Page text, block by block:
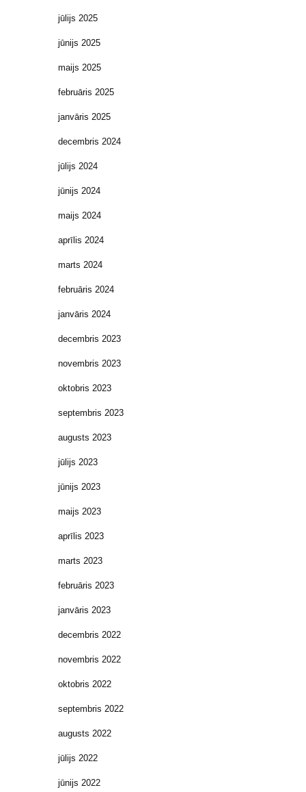
jūlijs 2025
jūnijs 2025
maijs 2025
februāris 2025
janvāris 2025
decembris 2024
jūlijs 2024
jūnijs 2024
maijs 2024
aprīlis 2024
marts 2024
februāris 2024
janvāris 2024
decembris 2023
novembris 2023
oktobris 2023
septembris 2023
augusts 2023
jūlijs 2023
jūnijs 2023
maijs 2023
aprīlis 2023
marts 2023
februāris 2023
janvāris 2023
decembris 2022
novembris 2022
oktobris 2022
septembris 2022
augusts 2022
jūlijs 2022
jūnijs 2022